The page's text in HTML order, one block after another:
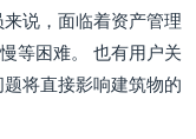
说，面临着资产管理
等困难。 也有用户关
将直接影响建筑物的